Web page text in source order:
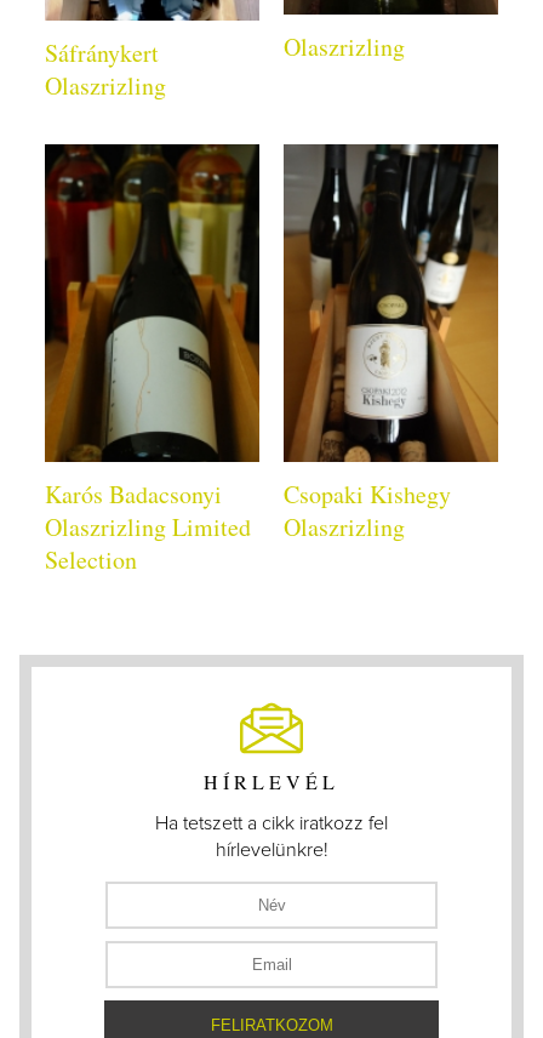
Sáfránykert
Olaszrizling
Olaszrizling
Karós Badacsonyi
Olaszrizling Limited
Selection
Csopaki Kishegy
Olaszrizling
HÍRLEVÉL
Ha tetszett a cikk iratkozz fel
hírlevelünkre!